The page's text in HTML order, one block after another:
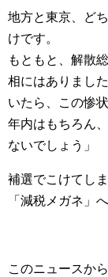
地方と東京、ど
けです。
もともと、解散
相にはありまし
いたら、この惨
年内はもちろん
ないでしょう」
補選でこけてし
「減税メガネ」
このニュースから